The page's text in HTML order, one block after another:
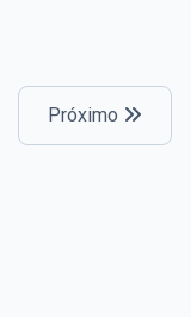
Próximo